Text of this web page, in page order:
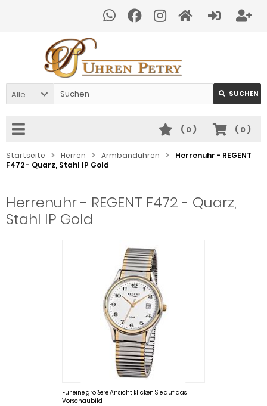
Alle SUCHEN
( 0)
( 0)
Startseite Herren Armbanduhren
Herrenuhr - REGENT
F472 - Quarz, Stahl IP Gold
Herrenuhr - REGENT F472 - Quarz,
Stahl IP Gold
Für eine größere Ansicht klicken Sie auf das
Vorschaubild